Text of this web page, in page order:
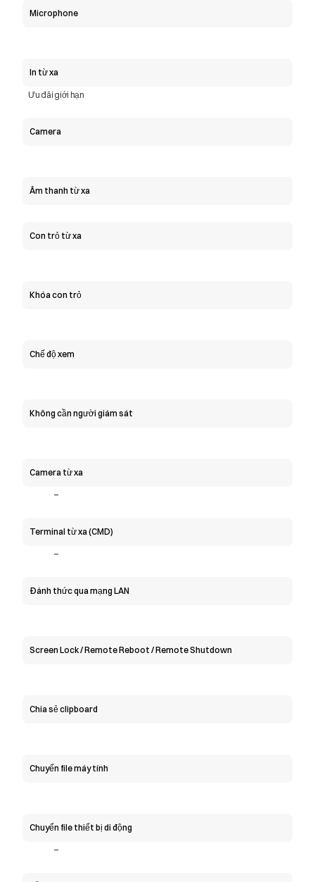
Microphone
In từ xa
Ưu đãi giới hạn
Camera
Âm thanh từ xa
Con trỏ từ xa
Khóa con trỏ
Chế độ xem
Không cần người giám sát
Camera từ xa
-
Terminal từ xa (CMD)
-
Đánh thức qua mạng LAN
Screen Lock / Remote Reboot / Remote Shutdown
Chia sẻ clipboard
Chuyển file máy tính
Chuyển file thiết bị di động
-